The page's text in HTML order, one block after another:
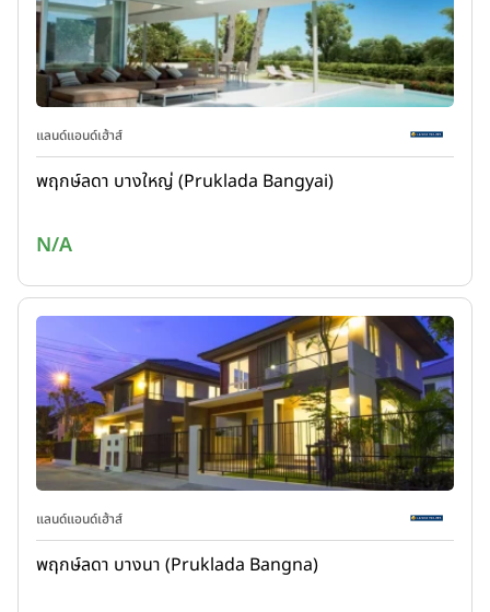
แลนด์แอนด์เฮ้าส์
พฤกษ์ลดา บางใหญ่ (Pruklada Bangyai)
N/A
แลนด์แอนด์เฮ้าส์
พฤกษ์ลดา บางนา (Pruklada Bangna)